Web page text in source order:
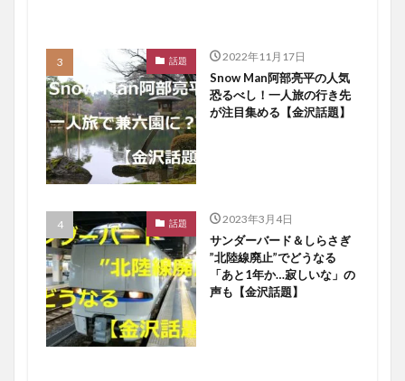
話題 2022年11月17日
Snow Man阿部亮平の人気
恐るべし！一人旅の行き先
が注目集める【金沢話題】
話題 2023年3月4日
サンダーバード＆しらさぎ
”北陸線廃止”でどうなる
「あと1年か…寂しいな」の
声も【金沢話題】